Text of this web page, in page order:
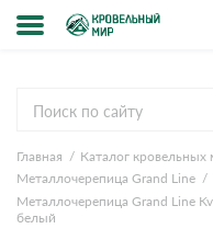
компании
и оплата
ответы
Главная Каталог кровельных
Металлочерепица Grand Line
Металлочерепица Grand Line
белый